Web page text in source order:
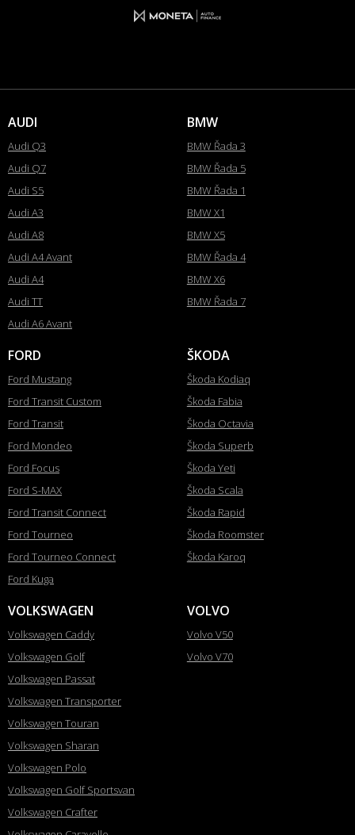
AUDI
Audi Q3
Audi Q7
Audi S5
Audi A3
Audi A8
Audi A4 Avant
Audi A4
Audi TT
Audi A6 Avant
BMW
BMW Řada 3
BMW Řada 5
BMW Řada 1
BMW X1
BMW X5
BMW Řada 4
BMW X6
BMW Řada 7
FORD
Ford Mustang
Ford Transit Custom
Ford Transit
Ford Mondeo
Ford Focus
Ford S-MAX
Ford Transit Connect
Ford Tourneo
Ford Tourneo Connect
Ford Kuga
ŠKODA
Škoda Kodiaq
Škoda Fabia
Škoda Octavia
Škoda Superb
Škoda Yeti
Škoda Scala
Škoda Rapid
Škoda Roomster
Škoda Karoq
VOLKSWAGEN
Volkswagen Caddy
Volkswagen Golf
Volkswagen Passat
Volkswagen Transporter
Volkswagen Touran
Volkswagen Sharan
Volkswagen Polo
Volkswagen Golf Sportsvan
Volkswagen Crafter
VOLVO
Volvo V50
Volvo V70